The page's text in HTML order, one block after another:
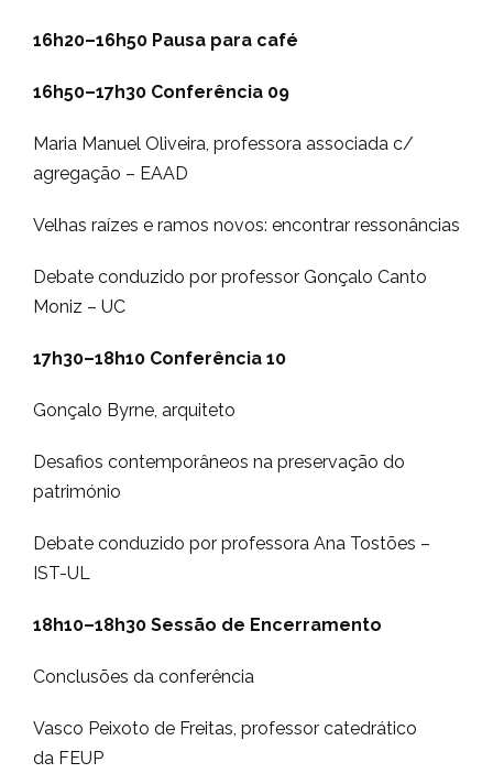
16h20–16h50 Pausa para café
16h50–17h30 Conferência 09
Maria Manuel Oliveira, professora associada c/
agregação – EAAD
Velhas raízes e ramos novos: encontrar ressonâncias
Debate conduzido por professor Gonçalo Canto
Moniz – UC
17h30–18h10 Conferência 10
Gonçalo Byrne, arquiteto
Desafios contemporâneos na preservação do
património
Debate conduzido por professora Ana Tostões –
IST-UL
18h10–18h30 Sessão de Encerramento
Conclusões da conferência
Vasco Peixoto de Freitas, professor catedrático
da FEUP